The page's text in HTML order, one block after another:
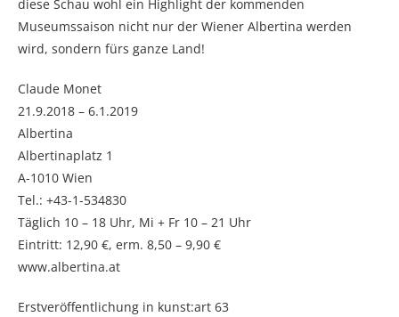
diese Schau wohl ein Highlight der kommenden
Museumssaison nicht nur der Wiener Albertina werden
wird, sondern fürs ganze Land!
Claude Monet
21.9.2018 – 6.1.2019
Albertina
Albertinaplatz 1
A-1010 Wien
Tel.: +43-1-534830
Täglich 10 – 18 Uhr, Mi + Fr 10 – 21 Uhr
Eintritt: 12,90 €, erm. 8,50 – 9,90 €
www.albertina.at
Erstveröffentlichung in kunst:art 63